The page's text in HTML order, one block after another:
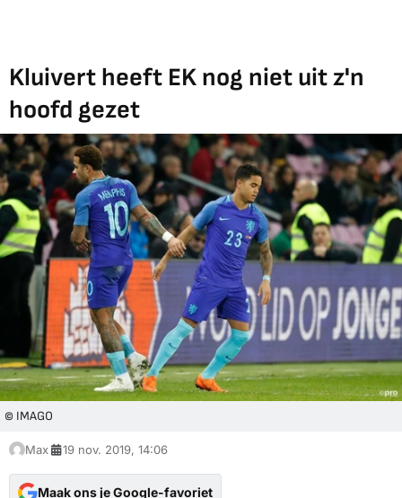
Kluivert heeft EK nog niet uit z'n
hoofd gezet
© IMAGO
Max 19 nov. 2019, 14:06
Maak ons je Google-favoriet